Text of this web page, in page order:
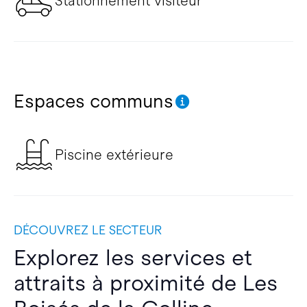
Espaces communs
Piscine extérieure
DÉCOUVREZ LE SECTEUR
Explorez les services et
attraits à proximité de Les